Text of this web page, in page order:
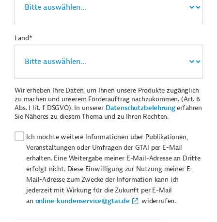
Land*
Wir erheben Ihre Daten, um Ihnen unsere Produkte zugänglich
zu machen und unserem Förderauftrag nachzukommen. (Art. 6
Abs. I lit. f DSGVO). In unserer Datenschutzbelehrungerfahren
Sie Näheres zu diesem Thema und zu Ihren Rechten.
Ich möchte weitere Informationen über Publikationen,
Veranstaltungen oder Umfragen der GTAI per E-Mail
erhalten. Eine Weitergabe meiner E-Mail-Adresse an Dritte
erfolgt nicht. Diese Einwilligung zur Nutzung meiner E-
Mail-Adresse zum Zwecke der Information kann ich
jederzeit mit Wirkung für die Zukunft per E-Mail
an online-kundenservice@gtai.de widerrufen.